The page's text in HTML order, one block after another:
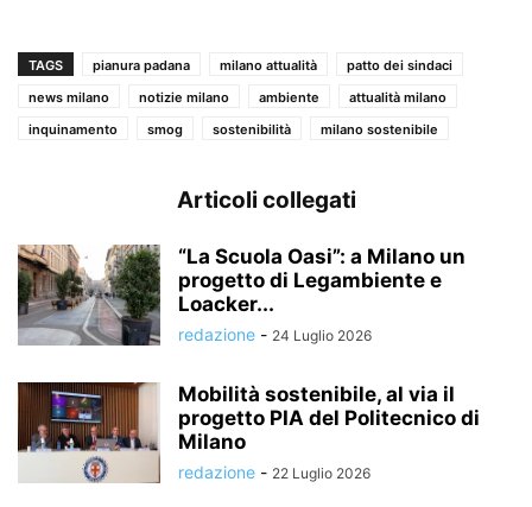
TAGS pianura padana milano attualità
patto dei sindaci
news milano
notizie milano ambiente
attualità milano
inquinamento
smog sostenibilità milano sostenibile
Articoli collegati
“La Scuola Oasi”: a Milano un
progetto di Legambiente e
Loacker...
redazione - 24 Luglio 2026
Mobilità sostenibile, al via il
progetto PIA del Politecnico di
Milano
redazione - 22 Luglio 2026